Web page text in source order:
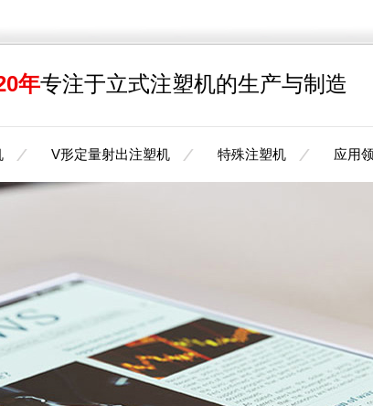
年专注于立式注塑机的生产与制造
V形定量射出注塑机 特殊注塑机 应用